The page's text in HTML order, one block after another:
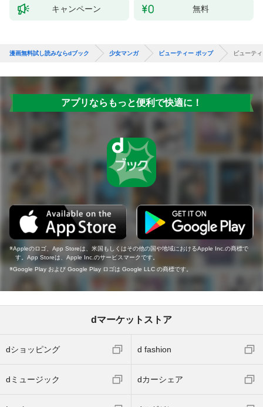
キャンペーン 無料
漫画無料試し読みならdブック 少女マンガ ビューティー ポップ ビューテ
アプリならもっと便利で快適に！
Appleのロゴ、App Storeは、米国もしくはその他の国や地域におけるApple Inc.の商標で
す。App Storeは、Apple Inc.のサービスマークです。
Google Play および Google Play ロゴは Google LLC の商標です。
dマーケットストア
dショッピング d fashion
dミュージック dカーシェア